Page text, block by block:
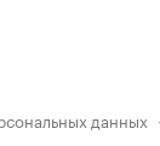
данных ·